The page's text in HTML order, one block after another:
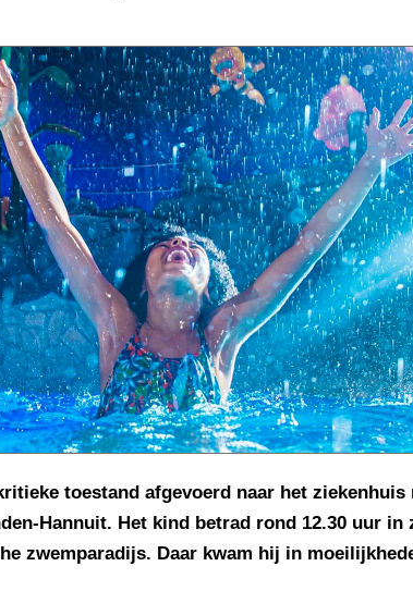
toestand afgevoerd naar het ziekenhuis
Hannuit. Het kind betrad rond 12.30 uur in
zwemparadijs. Daar kwam hij in